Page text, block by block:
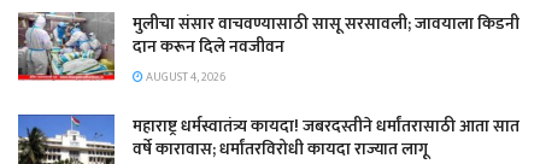
मुलीचा संसार वाचवण्यासाठी सासू सरसावली; जावयाला किडनी
दान करून दिले नवजीवन
AUGUST 4, 2026
महाराष्ट्र धर्मस्वातंत्र्य कायदा! जबरदस्तीने धर्मांतरासाठी आता सात
वर्षे कारावास; धर्मांतरविरोधी कायदा राज्यात लागू